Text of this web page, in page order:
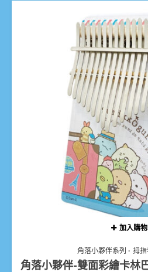
加入購
角落小夥伴系列 拇
角落小夥伴-雙面彩繪卡林